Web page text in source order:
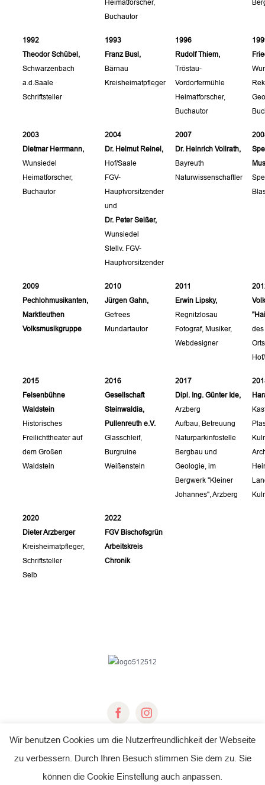
Heimatforscher,
Buchautor
1992
Theodor Schübel,
Schwarzenbach
a.d.Saale
Schriftsteller
1993
Franz Busl,
Bärnau
Kreisheimatpfleger
1996
Rudolf Thiem,
Tröstau-
Vordorfermühle
Heimatforscher,
Buchautor
2003
Dietmar Herrmann,
Wunsiedel
Heimatforscher,
Buchautor
2004
Dr. Helmut Reinel,
Hof/Saale
FGV-
Hauptvorsitzender
und
Dr. Peter Seißer,
Wunsiedel
Stellv. FGV-
Hauptvorsitzender
2007
Dr. Heinrich Vollrath,
Bayreuth
Naturwissenschaftler
2009
Pechlohmusikanten,
Marktleuthen
Volksmusikgruppe
2010
Jürgen Gahn,
Gefrees
Mundartautor
2011
Erwin Lipsky,
Regnitzlosau
Fotograf, Musiker,
Webdesigner
des
2015
Felsenbühne
Waldstein
Historisches
Freilichttheater auf
dem Großen
Waldstein
2016
Gesellschaft
Steinwaldia,
Pullenreuth e.V.
Glasschleif,
Burgruine
Weißenstein
2017
Dipl. Ing. Günter Ide,
Arzberg
Aufbau, Betreuung
Naturparkinfostelle
Bergbau und
Geologie, im
Bergwerk "Kleiner
Johannes", Arzberg
2020
Dieter Arzberger
Kreisheimatpfleger,
Schriftsteller
Selb
2022
FGV Bischofsgrün
Arbeitskreis
Chronik
© Copyright 2018 -2026 | Fichtelgebirgsverein e.V.
All Rights Reserved |Impressum
Wir benutzen Cookies um die Nutzerfreundlichkeit der Webseite
zu verbessern. Durch Ihren Besuch stimmen Sie dem zu. Sie
können die Cookie Einstellung auch anpassen.